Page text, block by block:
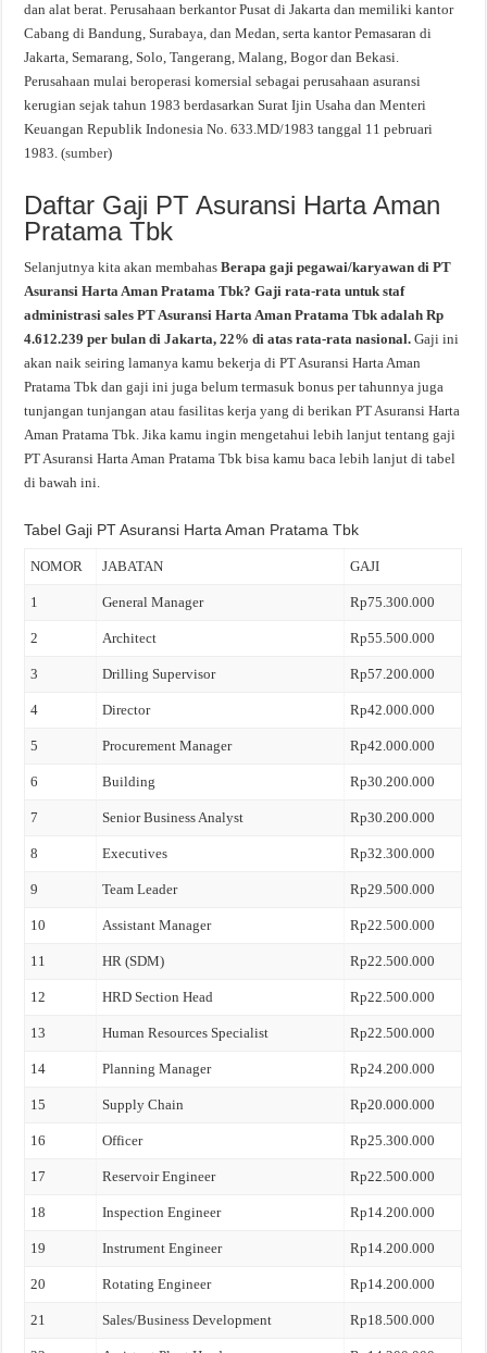
dan alat berat. Perusahaan berkantor Pusat di Jakarta dan memiliki kantor
Cabang di Bandung, Surabaya, dan Medan, serta kantor Pemasaran di
Jakarta, Semarang, Solo, Tangerang, Malang, Bogor dan Bekasi.
Perusahaan mulai beroperasi komersial sebagai perusahaan asuransi
kerugian sejak tahun 1983 berdasarkan Surat Ijin Usaha dan Menteri
Keuangan Republik Indonesia No. 633.MD/1983 tanggal 11 pebruari
1983. (sumber)
Daftar Gaji PT Asuransi Harta Aman
Pratama Tbk
Selanjutnya kita akan membahasBerapa gaji pegawai/karyawan di PT
Asuransi Harta Aman Pratama Tbk? Gaji rata-rata untuk staf
administrasi sales PT Asuransi Harta Aman Pratama Tbk adalah Rp
4.612.239 per bulan di Jakarta, 22% di atas rata-rata nasional.Gaji ini
akan naik seiring lamanya kamu bekerja di PT Asuransi Harta Aman
Pratama Tbk dan gaji ini juga belum termasuk bonus per tahunnya juga
tunjangan tunjangan atau fasilitas kerja yang di berikan PT Asuransi Harta
Aman Pratama Tbk. Jika kamu ingin mengetahui lebih lanjut tentang gaji
PT Asuransi Harta Aman Pratama Tbk bisa kamu baca lebih lanjut di tabel
di bawah ini.
Tabel Gaji PT Asuransi Harta Aman Pratama Tbk
NOMOR JABATAN GAJI
1 General Manager Rp75.300.000
2 Architect Rp55.500.000
3 Drilling Supervisor Rp57.200.000
4 Director Rp42.000.000
5 Procurement Manager Rp42.000.000
6 Building Rp30.200.000
7 Senior Business Analyst Rp30.200.000
8 Executives Rp32.300.000
9 Team Leader Rp29.500.000
10 Assistant Manager Rp22.500.000
11 HR (SDM) Rp22.500.000
12 HRD Section Head Rp22.500.000
13 Human Resources Specialist Rp22.500.000
14 Planning Manager Rp24.200.000
15 Supply Chain Rp20.000.000
16 Officer Rp25.300.000
17 Reservoir Engineer Rp22.500.000
18 Inspection Engineer Rp14.200.000
19 Instrument Engineer Rp14.200.000
20 Rotating Engineer Rp14.200.000
21 Sales/Business Development Rp18.500.000